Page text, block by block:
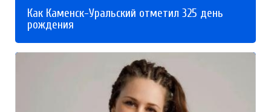
Как Каменск-Уральский отметил 325 день
рождения